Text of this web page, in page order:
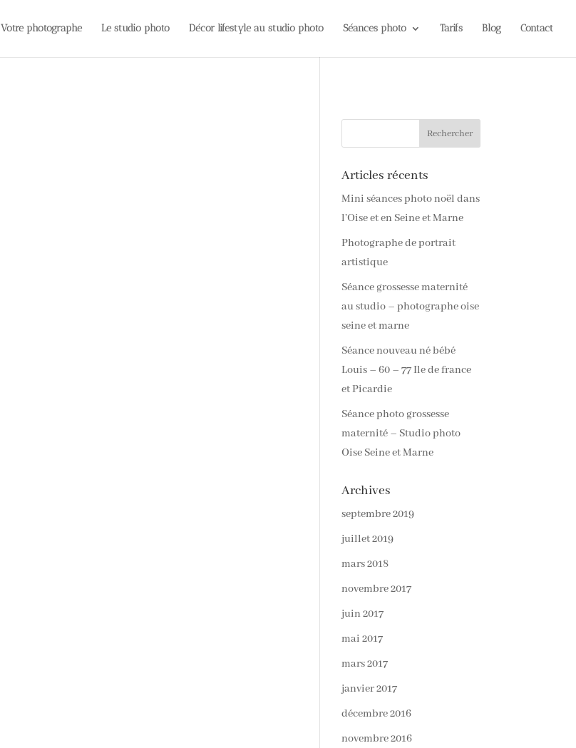
Votre photographe Le studio photo Décor lifestyle au studio photo Séances photo Tarifs Blog Contact
Articles récents
Mini séances photo noël dans
l’Oise et en Seine et Marne
Photographe de portrait
artistique
Séance grossesse maternité
au studio – photographe oise
seine et marne
Séance nouveau né bébé
Louis – 60 – 77 Ile de france
et Picardie
Séance photo grossesse
maternité – Studio photo
Oise Seine et Marne
Archives
septembre 2019
juillet 2019
mars 2018
novembre 2017
juin 2017
mai 2017
mars 2017
janvier 2017
décembre 2016
novembre 2016